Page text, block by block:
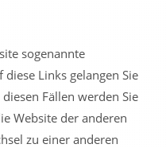
sogenannte
Links gelangen Sie
Fällen werden Sie
Website der anderen
zu einer anderen